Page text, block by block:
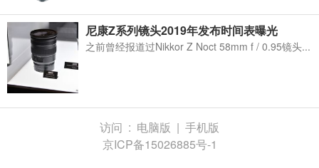
尼康Z系列镜头2019年发布时间表曝光
之前曾经报道过Nikkor Z Noct 58mm f / 0.95镜头...
访问 : 电脑版 | 手机版
京ICP备15026885号-1